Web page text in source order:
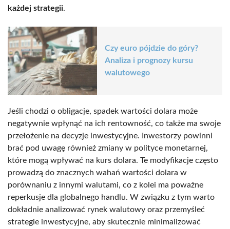
każdej strategii.
Czy euro pójdzie do góry?
Analiza i prognozy kursu
walutowego
Jeśli chodzi o obligacje, spadek wartości dolara może
negatywnie wpłynąć na ich rentowność, co także ma swoje
przełożenie na decyzje inwestycyjne. Inwestorzy powinni
brać pod uwagę również zmiany w polityce monetarnej,
które mogą wpływać na kurs dolara. Te modyfikacje często
prowadzą do znacznych wahań wartości dolara w
porównaniu z innymi walutami, co z kolei ma poważne
reperkusje dla globalnego handlu. W związku z tym warto
dokładnie analizować rynek walutowy oraz przemyśleć
strategie inwestycyjne, aby skutecznie minimalizować